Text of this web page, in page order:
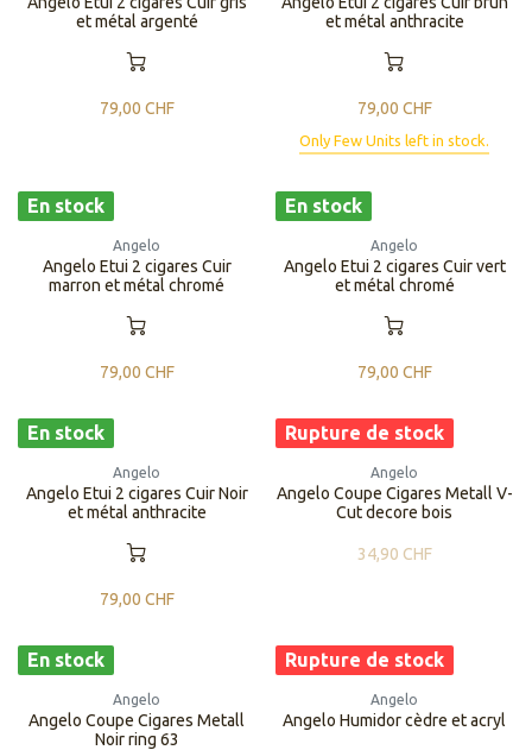
et métal argenté
79,00 CHF
et métal anthracite
79,00 CHF
Only Few Units left in stock.
En stock
Angelo
Angelo Etui 2 cigares Cuir
marron et métal chromé
79,00 CHF
En stock
Angelo
Angelo Etui 2 cigares Cuir vert
et métal chromé
79,00 CHF
En stock
Angelo
Angelo Etui 2 cigares Cuir Noir
et métal anthracite
79,00 CHF
Rupture de stock
Angelo
Angelo Coupe Cigares Metall V-
Cut decore bois
34,90 CHF
En stock
Angelo
Angelo Coupe Cigares Metall
Noir ring 63
Rupture de stock
Angelo
Angelo Humidor cèdre et acryl